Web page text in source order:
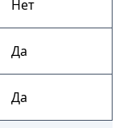
Нет
Да
Да